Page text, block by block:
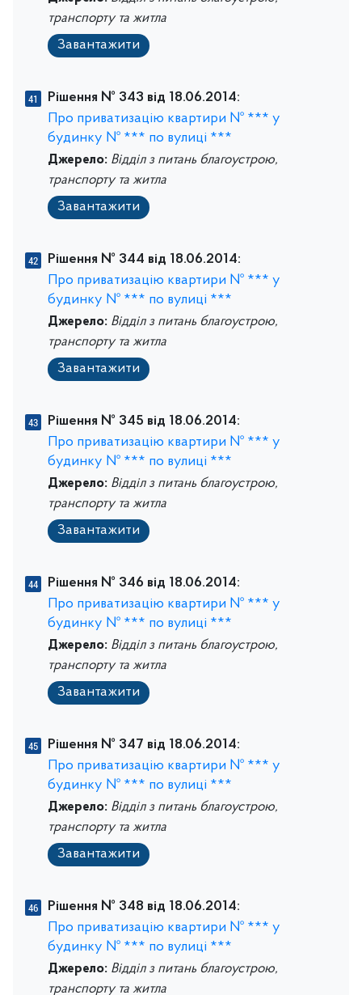
транспорту та житла
Завантажити
Рішення № 343 від 18.06.2014:
Про приватизацію квартири № *** у
будинку № *** по вулиці ***
Джерело: Відділ з питань благоустрою,
транспорту та житла
Завантажити
Рішення № 344 від 18.06.2014:
Про приватизацію квартири № *** у
будинку № *** по вулиці ***
Джерело: Відділ з питань благоустрою,
транспорту та житла
Завантажити
Рішення № 345 від 18.06.2014:
Про приватизацію квартири № *** у
будинку № *** по вулиці ***
Джерело: Відділ з питань благоустрою,
транспорту та житла
Завантажити
Рішення № 346 від 18.06.2014:
Про приватизацію квартири № *** у
будинку № *** по вулиці ***
Джерело: Відділ з питань благоустрою,
транспорту та житла
Завантажити
Рішення № 347 від 18.06.2014:
Про приватизацію квартири № *** у
будинку № *** по вулиці ***
Джерело: Відділ з питань благоустрою,
транспорту та житла
Завантажити
Рішення № 348 від 18.06.2014:
Про приватизацію квартири № *** у
будинку № *** по вулиці ***
Джерело: Відділ з питань благоустрою,
транспорту та житла